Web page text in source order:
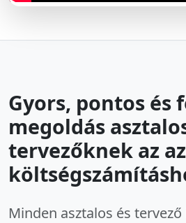
Gyors, pontos és
megoldás
tervezőknek az
Minden asztalos és